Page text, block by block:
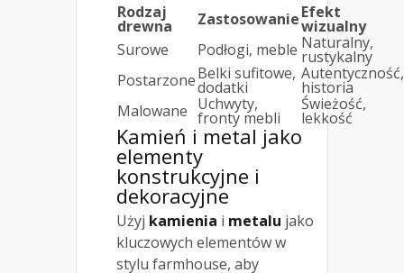
Rodzaj
drewna ZastosowanieEfekt
wizualny
Surowe
Podłogi, meble Naturalny,
rustykalny
PostarzoneBelki sufitowe,
dodatki
Autentyczność,
historia
Malowane Uchwyty,
fronty mebli
Świeżość,
lekkość
Kamień i metal jako
elementy
konstrukcyjne i
dekoracyjne
Użyj kamienia i metalu jako
kluczowych elementów w
stylu farmhouse, aby